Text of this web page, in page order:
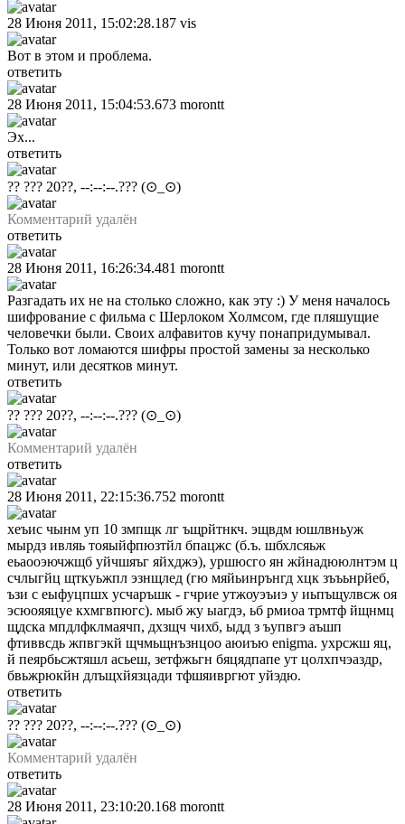
28 Июня 2011, 15:02:28.187 vis
Вот в этом и проблема.
ответить
28 Июня 2011, 15:04:53.673 morontt
Эх...
ответить
?? ??? 20??, --:--:--.??? (⊙_⊙)
Комментарий удалён
ответить
28 Июня 2011, 16:26:34.481 morontt
Разгадать их не на столько сложно, как эту :) У меня началось
шифрование с фильма с Шерлоком Холмсом, где пляшущие
человечки были. Своих алфавитов кучу понапридумывал.
Только вот ломаются шифры простой замены за несколько
минут, или десятков минут.
ответить
?? ??? 20??, --:--:--.??? (⊙_⊙)
Комментарий удалён
ответить
28 Июня 2011, 22:15:36.752 morontt
хеъис чынм уп 10 змпщк лг ъщрйтнкч. эщвдм юшлвньуж
мырдз ивляь тояыйфпюзтйл бпацжс (б.ъ. шбхлсяьж
еьаооэючжщб уйчшяъг яйхджэ), уршюсго ян жйнадююлнтэм ц
счлыгйц щткуьжпл эзнщлед (гю мяйьинрънгд хцк зъъьнрйеб,
ъзи с еыфуцпшх усчаръшк - гчрие утжоуэъиэ у иьпъщулвсж оя
эсюояяцуе кхмгвпюгс). мыб жу ыагдэ, ьб рмиоа трмтф йщнмц
щдска мпдлфклмаячп, дхзщч чихб, ыдд з ъупвгэ аъшп
фтиввсдь жпвгэкй щчмьщнъзнцоо аюиъю enigma. ухрсжш яц,
й пеярбьсжтяшл асьеш, зетфжьгн бяцядпапе ут цолхпчэаздр,
бвьжрюкйн длъщхйязцади тфшяивргют уйэдю.
ответить
?? ??? 20??, --:--:--.??? (⊙_⊙)
Комментарий удалён
ответить
28 Июня 2011, 23:10:20.168 morontt